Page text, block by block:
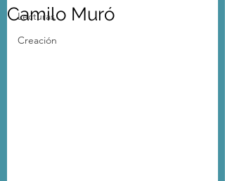
Lecturas
Creación
Camilo Muró